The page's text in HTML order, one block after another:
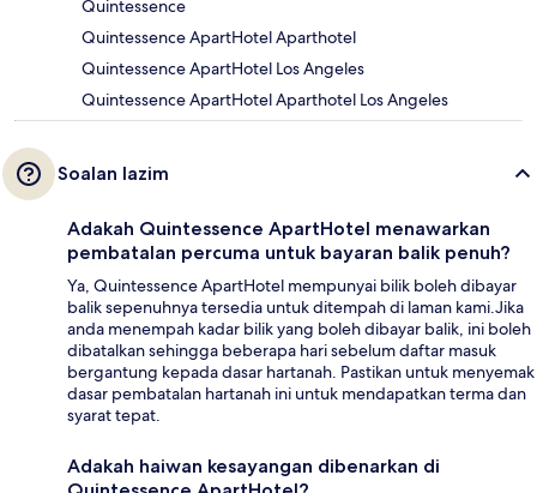
Quintessence
Quintessence ApartHotel Aparthotel
Quintessence ApartHotel Los Angeles
Quintessence ApartHotel Aparthotel Los Angeles
Soalan lazim
Adakah Quintessence ApartHotel menawarkan
pembatalan percuma untuk bayaran balik penuh?
Ya, Quintessence ApartHotel mempunyai bilik boleh dibayar
balik sepenuhnya tersedia untuk ditempah di laman kami.Jika
anda menempah kadar bilik yang boleh dibayar balik, ini boleh
dibatalkan sehingga beberapa hari sebelum daftar masuk
bergantung kepada dasar hartanah. Pastikan untuk menyemak
dasar pembatalan hartanah ini untuk mendapatkan terma dan
syarat tepat.
Adakah haiwan kesayangan dibenarkan di